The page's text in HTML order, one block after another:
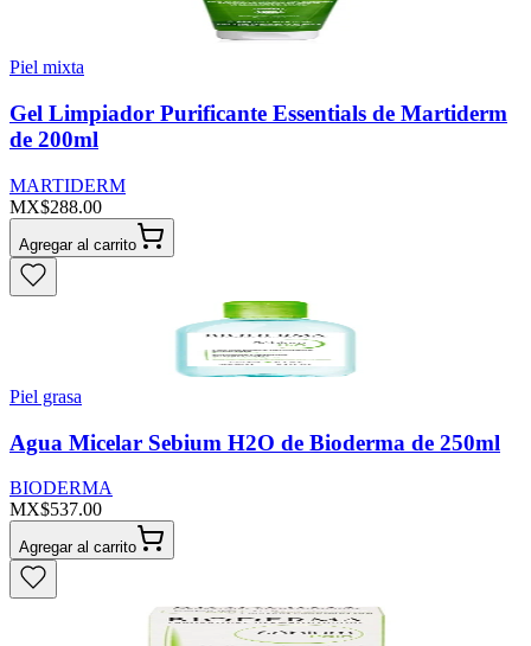
Piel mixta
Gel Limpiador Purificante Essentials de Martiderm
de 200ml
MARTIDERM
MX$288.00
Agregar al carrito
Piel grasa
Agua Micelar Sebium H2O de Bioderma de 250ml
BIODERMA
MX$537.00
Agregar al carrito